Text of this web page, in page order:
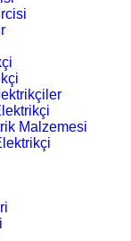
Malzemesi